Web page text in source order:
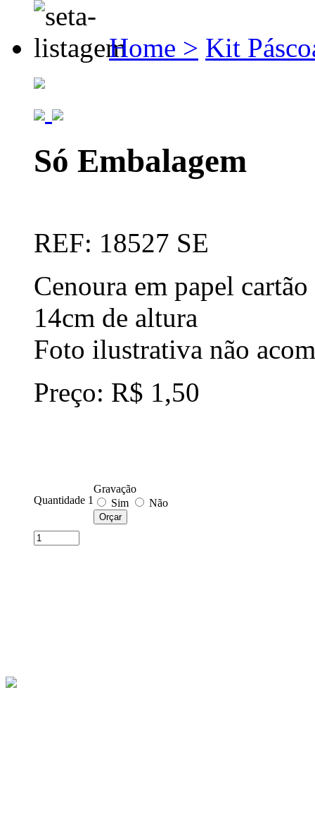
Home > Kit
Só Embalagem
REF: 18527 SE
Cenoura em papel
14cm de altura
Foto ilustrativa não
Preço: R$ 1,50
Quantidade 1
Gravação
Sim
Não